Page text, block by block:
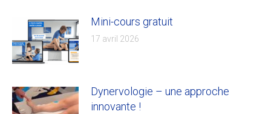
Mini-cours gratuit
17 avril 2026
Dynervologie – une approche
innovante !